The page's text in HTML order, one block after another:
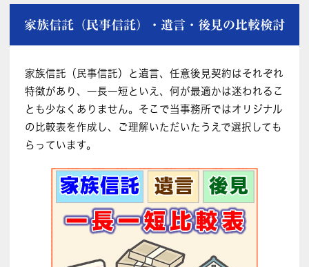
家族信託（民事信託）・遺言・後見の比較検討
家族信託（民事信託）と遺言、任意後見契約はそれぞれ
特徴があり、一長一短といえ、何が最適かは迷われるこ
とも少なくありません。そこで当事務所ではオリジナル
の比較表を作成し、ご理解いただいたうえで選択しても
らっています。